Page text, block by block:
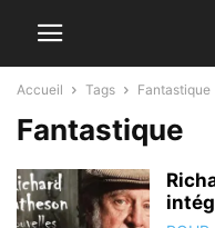
Accueil Tags Fantastique
Fantastique